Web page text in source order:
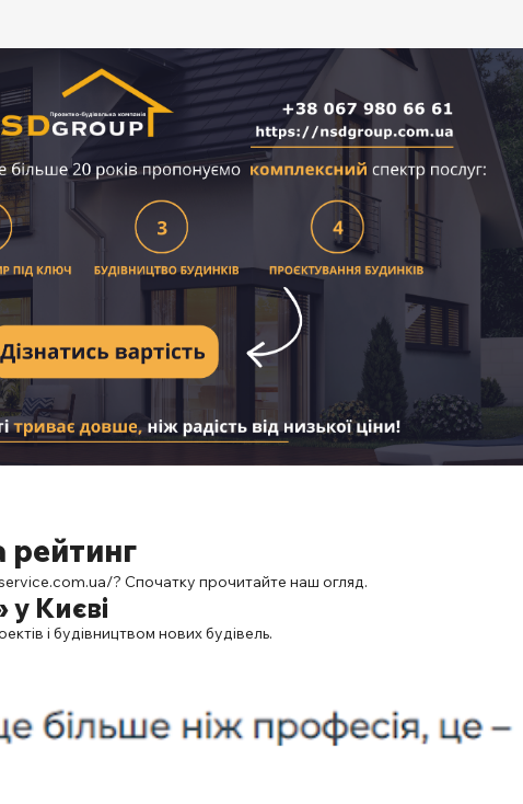
рейтинг
? Спочатку прочитайте наш огляд.
у Києві
і будівництвом нових будівель.